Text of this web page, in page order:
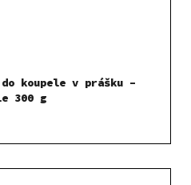
koupele v prášku –
300 g